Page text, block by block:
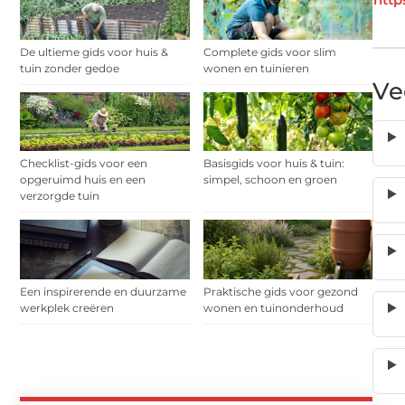
De ultieme gids voor huis &
tuin zonder gedoe
Complete gids voor slim
wonen en tuinieren
Checklist-gids voor een
opgeruimd huis en een
verzorgde tuin
Basisgids voor huis & tuin:
simpel, schoon en groen
Een inspirerende en duurzame
werkplek creëren
Praktische gids voor gezond
wonen en tuinonderhoud